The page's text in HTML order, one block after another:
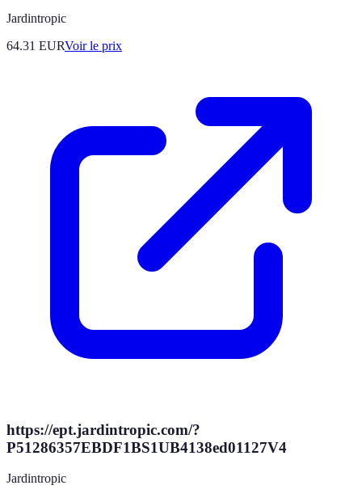
Jardintropic
64.31 EURVoir le prix
https://ept.jardintropic.com/?
P51286357EBDF1BS1UB4138ed01127V4
Jardintropic